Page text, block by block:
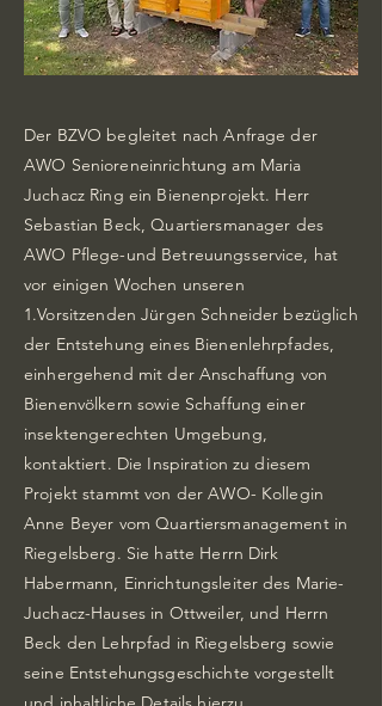
Der BZVO begleitet nach Anfrage der
AWO Senioreneinrichtung am Maria
Juchacz Ring ein Bienenprojekt. Herr
Sebastian Beck, Quartiersmanager des
AWO Pflege-und Betreuungsservice, hat
vor einigen Wochen unseren
1.Vorsitzenden Jürgen Schneider bezüglich
der Entstehung eines Bienenlehrpfades,
einhergehend mit der Anschaffung von
Bienenvölkern sowie Schaffung einer
insektengerechten Umgebung,
kontaktiert. Die Inspiration zu diesem
Projekt stammt von der AWO- Kollegin
Anne Beyer vom Quartiersmanagement in
Riegelsberg. Sie hatte Herrn Dirk
Habermann, Einrichtungsleiter des Marie-
Juchacz-Hauses in Ottweiler, und Herrn
Beck den Lehrpfad in Riegelsberg sowie
seine Entstehungsgeschichte vorgestellt